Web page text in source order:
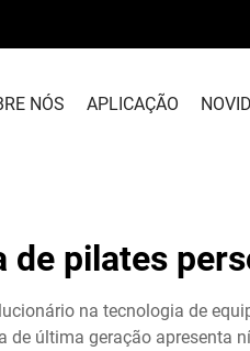
NÓS APLICAÇÃO
de pilates
na tecnologia de
última geração apresenta